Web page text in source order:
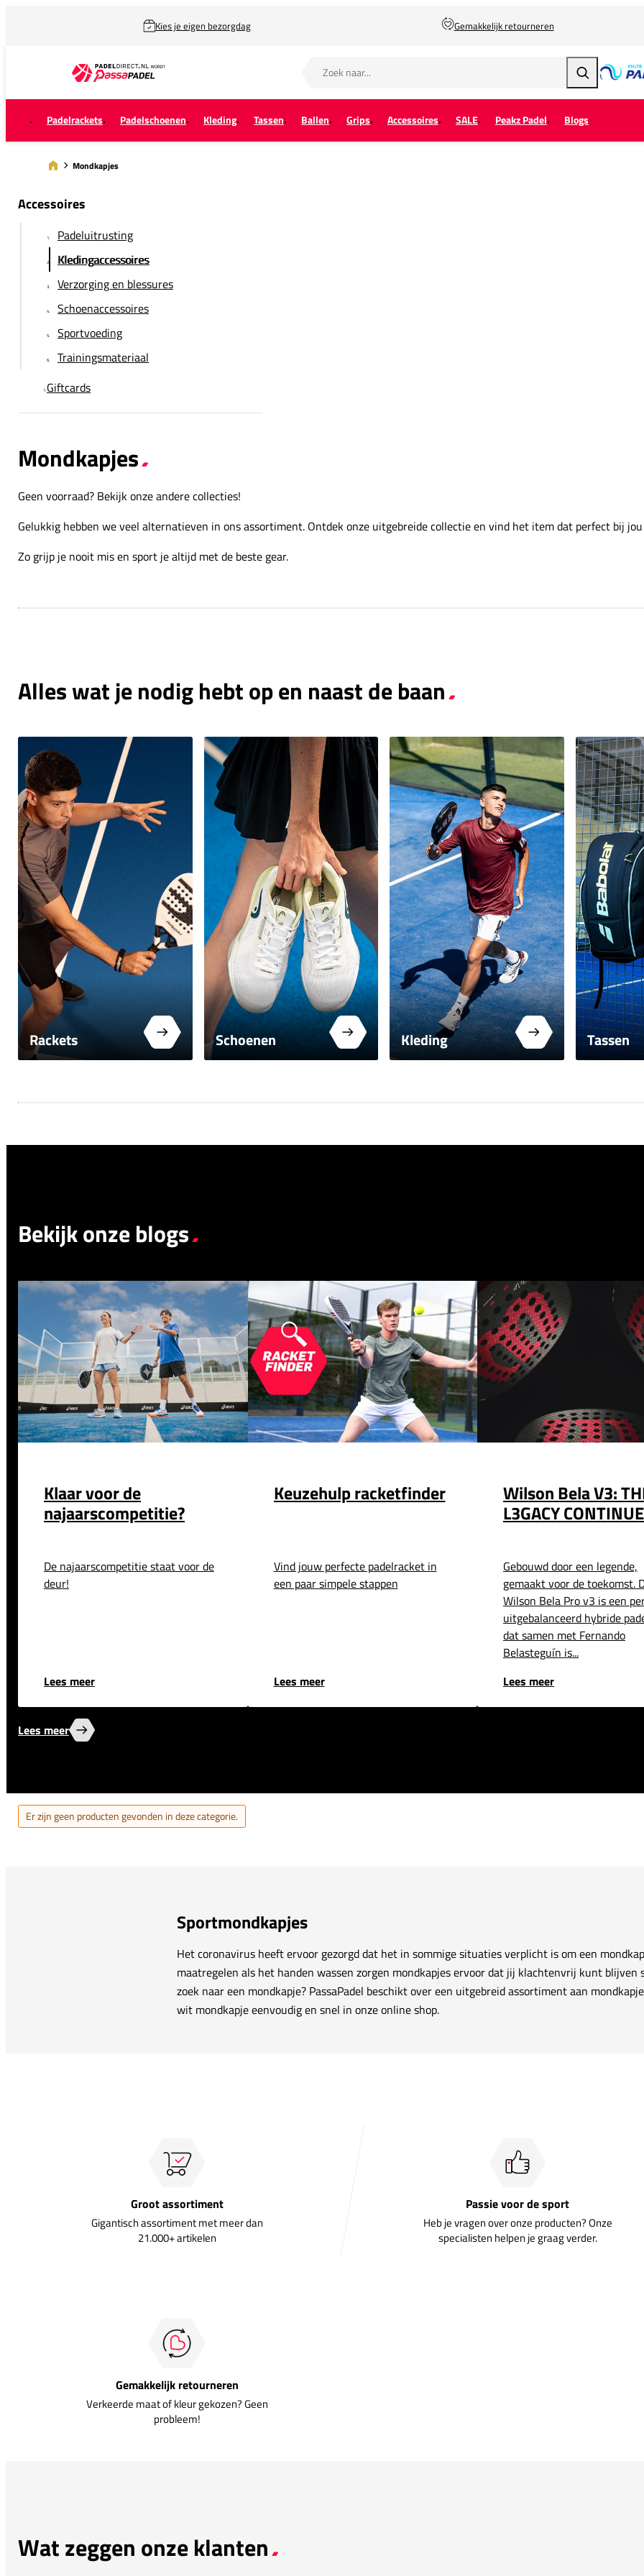
Kies je eigen bezorgdag Gemakkelijk retourneren
Zoeken
Padelrackets Padelschoenen Kleding Tassen Ballen Grips Accessoires SALE Peakz Padel Blogs
Mondkapjes
Accessoires
Padeluitrusting
Kledingaccessoires
Verzorging en blessures
Schoenaccessoires
Sportvoeding
Trainingsmateriaal
Giftcards
Mondkapjes
Geen voorraad? Bekijk onze andere collecties!
Gelukkig hebben we veel alternatieven in ons assortiment. Ontdek onze uitgebreide collectie en vind het item dat perfect bij
Zo grijp je nooit mis en sport je altijd met de beste gear.
Alles wat je nodig hebt op en naast de baan
Rackets Schoenen Kleding Tassen
Bekijk onze blogs
Klaar voor de
najaarscompetitie?
De najaarscompetitie staat voor de
deur!
Lees meer
Keuzehulp racketfinder
Vind jouw perfecte padelracket in
een paar simpele stappen
Lees meer
Wilson Bela V3:
L3GACY
Gebouwd door een legende,
gemaakt voor de toekomst.
Wilson Bela Pro v3 is een
uitgebalanceerd hybride
dat samen met Fernando
Belasteguín is...
Lees meer
Lees meer
Er zijn geen producten gevonden in deze categorie.
Sportmondkapjes
Het coronavirus heeft ervoor gezorgd dat het in sommige situaties verplicht is om een
maatregelen als het handen wassen zorgen mondkapjes ervoor dat jij klachtenvrij kunt blijven
zoek naar een mondkapje? PassaPadel beschikt over een uitgebreid assortiment aan
wit mondkapje eenvoudig en snel in onze online shop.
Groot assortiment
Gigantisch assortiment met meer dan
21.000+ artikelen
Passie voor de sport
Heb je vragen over onze producten? Onze
specialisten helpen je graag verder.
Gemakkelijk retourneren
Verkeerde maat of kleur gekozen? Geen
probleem!
Wat zeggen onze klanten